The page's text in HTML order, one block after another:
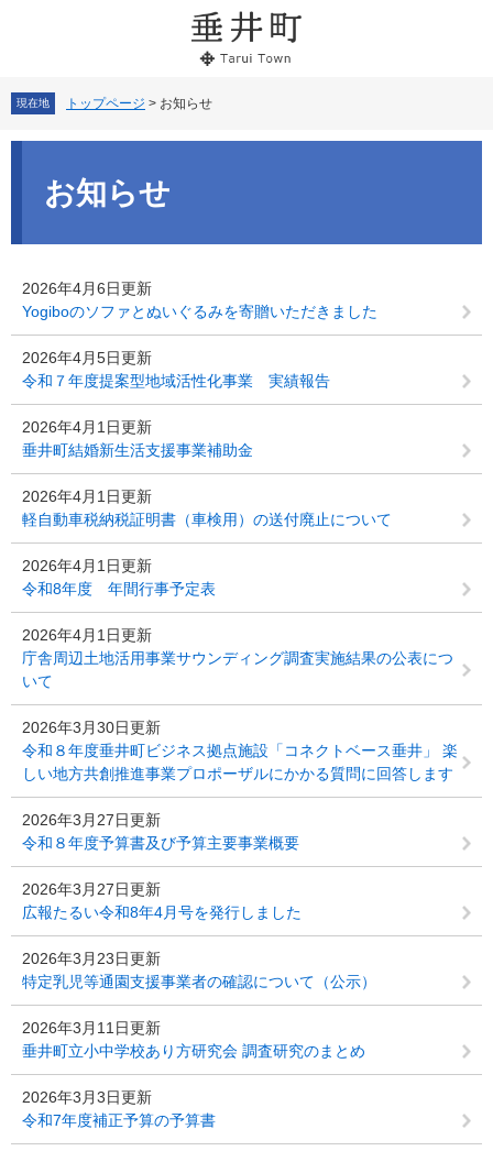
文
現在地 トップページ > お知らせ
お知らせ
2026年4月6日更新
Yogiboのソファとぬいぐるみを寄贈いただきました
2026年4月5日更新
令和７年度提案型地域活性化事業 実績報告
2026年4月1日更新
垂井町結婚新生活支援事業補助金
2026年4月1日更新
軽自動車税納税証明書（車検用）の送付廃止について
2026年4月1日更新
令和8年度 年間行事予定表
2026年4月1日更新
庁舎周辺土地活用事業サウンディング調査実施結果の公表につ
いて
2026年3月30日更新
令和８年度垂井町ビジネス拠点施設「コネクトベース垂井」 楽
しい地方共創推進事業プロポーザルにかかる質問に回答します
2026年3月27日更新
令和８年度予算書及び予算主要事業概要
2026年3月27日更新
広報たるい令和8年4月号を発行しました
2026年3月23日更新
特定乳児等通園支援事業者の確認について（公示）
2026年3月11日更新
垂井町立小中学校あり方研究会 調査研究のまとめ
2026年3月3日更新
令和7年度補正予算の予算書